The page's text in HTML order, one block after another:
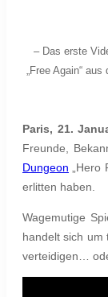
– Das erste
„Free Again“
Paris, 21.
Freunde,
Dungeon
erlitten haben.
Wagemutige
handelt sich um
verteidigen…